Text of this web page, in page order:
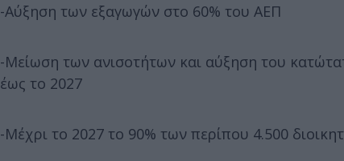
-Αύξηση των εξαγωγών στο 60% του ΑΕΠ
-Μείωση των ανισοτήτων και αύξηση του
έως το 2027
-Μέχρι το 2027 το 90% των περίπου 4.500